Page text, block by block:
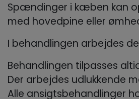
Spændinger i kæben kan
med hovedpine eller
I behandlingen arbejdes
Behandlingen tilpasses
Der arbejdes udlukkende
Alle ansigtsbehandlinger